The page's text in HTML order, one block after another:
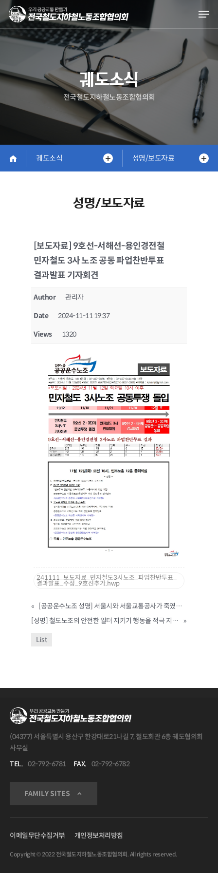
Skip
main
content
궤도소식
전국철도지하철노동조합협의회
궤도소식 성명/보도자료
성명/보도자료
[보도자료] 9호선-서해선-용인경전철
민자철도 3사 노조 공동 파업찬반투표
결과발표 기자회견
Author 관리자
Date 2024-11-11 19:37
Views 1320
241111_보도자료_민자철도3사노조_파업찬반투표_
결과발표_수정_9호선추가.hwp
«
[공공운수노조 성명] 서울시와 서울교통공사가 죽였다 서울시와 공사는 고인의 죽음에 대해 책임지고 사죄하라!
[성명] 철도노조의 안전한 일터 지키기 행동을 적극 지지한다
»
List
(04377) 서울특별시 용산구 한강대로21나길 7, 철도회관 6층 궤도협의회
사무실
TEL. 02-792-6781 FAX. 02-792-6782
FAMILY SITES
이메일무단수집거부 개인정보처리방침
Copyright © 2022 전국철도지하철노동조합협의회. All rights reserved.